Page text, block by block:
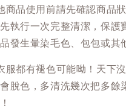
商品使用前請先確認商品
執行一次完整清潔，保護
發生暈染毛色、包包或其
服都有褪色可能呦！天下
脫色，多清洗幾次把多餘